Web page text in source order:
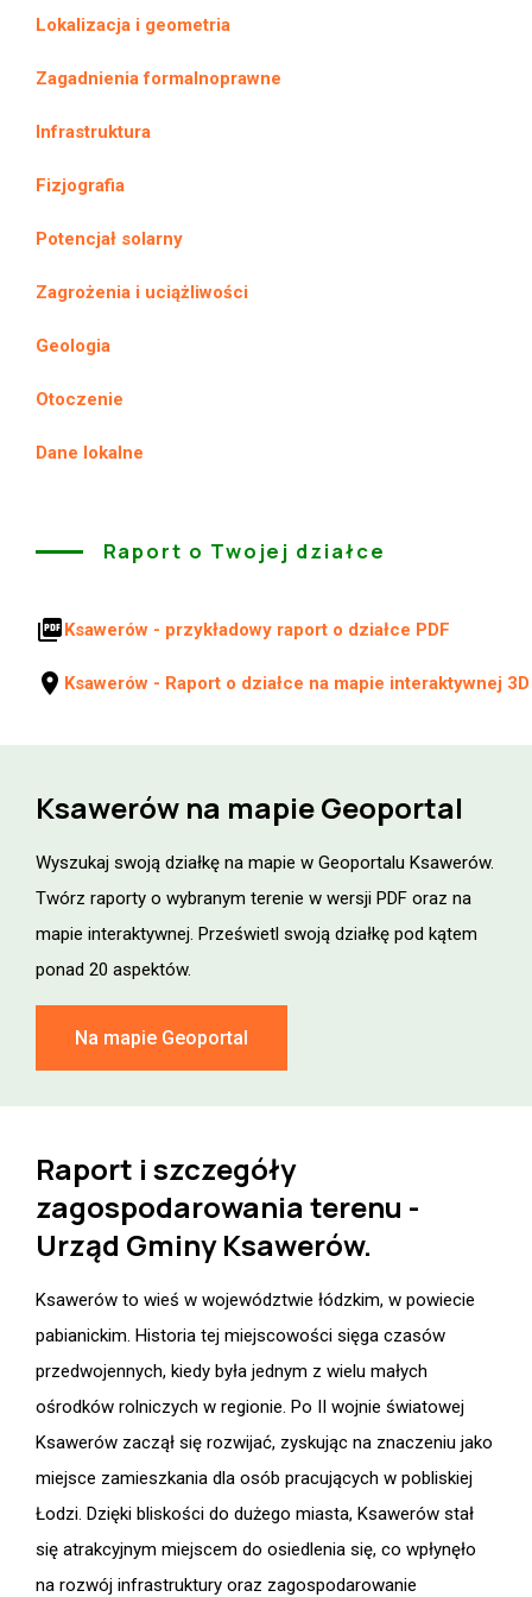
Lokalizacja i geometria
Zagadnienia formalnoprawne
Infrastruktura
Fizjografia
Potencjał solarny
Zagrożenia i uciążliwości
Geologia
Otoczenie
Dane lokalne
Raport o Twojej działce
picture_as_pdfKsawerów - przykładowy raport o działce PDF
location_on Ksawerów - Raport o działce na mapie interaktywnej 3D
Ksawerów na mapie Geoportal
Wyszukaj swoją działkę na mapie w Geoportalu Ksawerów.
Twórz raporty o wybranym terenie w wersji PDF oraz na
mapie interaktywnej. Prześwietl swoją działkę pod kątem
ponad 20 aspektów.
Na mapie Geoportal
Raport i szczegóły
zagospodarowania terenu -
Urząd Gminy Ksawerów.
Ksawerów to wieś w województwie łódzkim, w powiecie
pabianickim. Historia tej miejscowości sięga czasów
przedwojennych, kiedy była jednym z wielu małych
ośrodków rolniczych w regionie. Po II wojnie światowej
Ksawerów zaczął się rozwijać, zyskując na znaczeniu jako
miejsce zamieszkania dla osób pracujących w pobliskiej
Łodzi. Dzięki bliskości do dużego miasta, Ksawerów stał
się atrakcyjnym miejscem do osiedlenia się, co wpłynęło
na rozwój infrastruktury oraz zagospodarowanie